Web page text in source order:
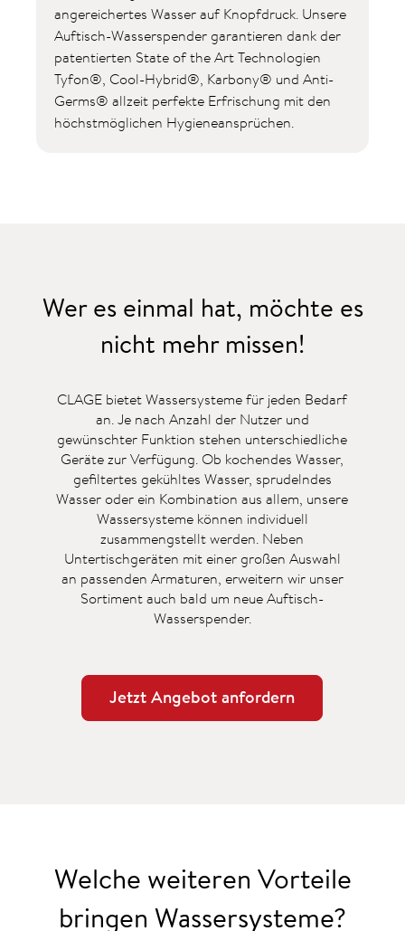
angereichertes Wasser auf Knopfdruck. Unsere
Auftisch-Wasserspender garantieren dank der
patentierten State of the Art Technologien
Tyfon®, Cool-Hybrid®, Karbony® und Anti-
Germs® allzeit perfekte Erfrischung mit den
höchstmöglichen Hygieneansprüchen.
Wer es einmal hat, möchte es
nicht mehr missen!
CLAGE bietet Wassersysteme für jeden Bedarf
an. Je nach Anzahl der Nutzer und
gewünschter Funktion stehen unterschiedliche
Geräte zur Verfügung. Ob kochendes Wasser,
gefiltertes gekühltes Wasser, sprudelndes
Wasser oder ein Kombination aus allem, unsere
Wassersysteme können individuell
zusammengstellt werden. Neben
Untertischgeräten mit einer großen Auswahl
an passenden Armaturen, erweitern wir unser
Sortiment auch bald um neue Auftisch-
Wasserspender.
Jetzt Angebot anfordern
Welche weiteren Vorteile
bringen Wassersysteme?